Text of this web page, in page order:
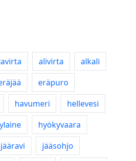
alivirta
alkali
eräpuro
havumeri
hellevesi
hyökyvaara
jääravi
jääsohjo